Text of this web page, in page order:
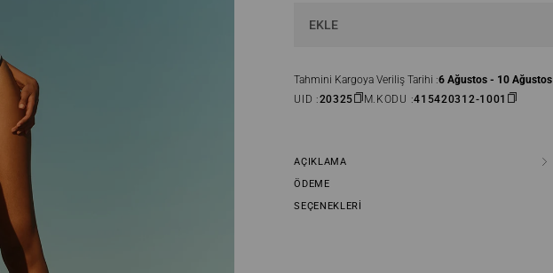
EKLE
Tahmini Kargoya Veriliş Tarihi :6 Ağustos - 10 Ağustos
UID :20325 M.KODU :415420312-1001
AÇIKLAMA
ÖDEME
SEÇENEKLERI